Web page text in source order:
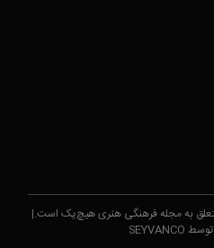
به مجله فرهنگی هنری هیچ‌یک است.|
توسط SEYVANCO